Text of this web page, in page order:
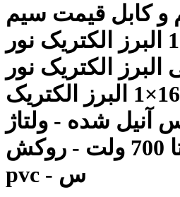
کابل قیمت سیم
افشان 16×1 البرز الکتریک نور
الکتریک نور
سیم افشان 16×1 البرز الکتریک
آنیل شده - ولتاژ
نامی 450 تا 700 ولت - روکش
pvc - س